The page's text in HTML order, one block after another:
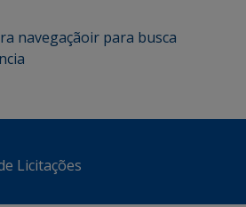
navegaçãoir para busca
Licitações